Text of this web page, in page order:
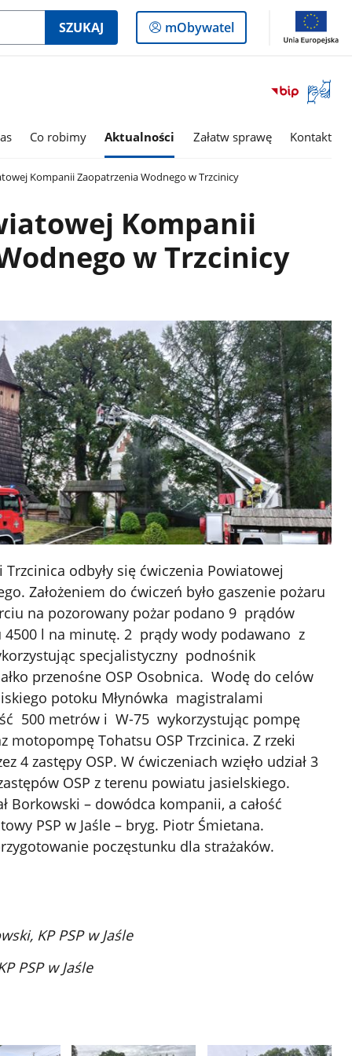
SZUKAJ
Logowanie
do
mObywatel
Otwórz
okno
Co robimy Aktualności Załatw sprawę Kontakt
Kompanii Zaopatrzenia Wodnego w Trzcinicy
Kompanii
w Trzcinicy
odbyły się ćwiczenia Powiatowej
Założeniem do ćwiczeń było gaszenie pożaru
na pozorowany pożar podano 9 prądów
4500 l na minutę. 2 prądy wody podawano z
specjalistyczny podnośnik
przenośne OSP Osobnica. Wodę do celów
potoku Młynówka magistralami
500 metrów i W-75 wykorzystując pompę
motopompę Tohatsu OSP Trzcinica. Z rzeki
4 zastępy OSP. W ćwiczeniach wzięło udział 3
OSP z terenu powiatu jasielskiego.
Borkowski – dowódca kompanii, a całość
PSP w Jaśle – bryg. Piotr Śmietana.
poczęstunku dla strażaków.
KP PSP w Jaśle
PSP w Jaśle